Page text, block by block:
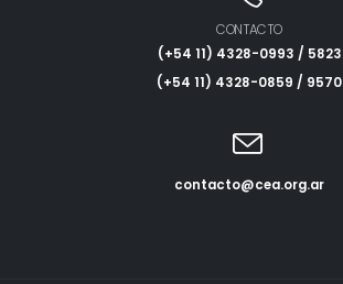
CONTACTO
(+54 11) 4328-0993 / 5823
(+54 11) 4328-0859 / 9570
contacto@cea.org.ar